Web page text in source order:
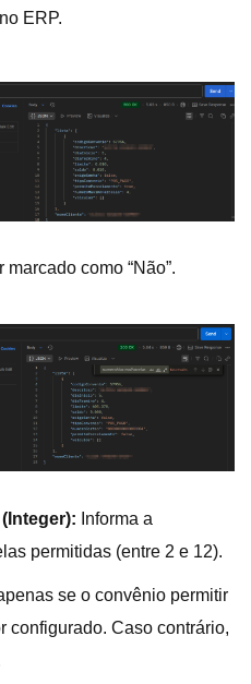
ERP.
marcado como “Não”.
(Integer): Informa a
permitidas (entre 2 e 12).
se o convênio permitir
configurado. Caso contrário,